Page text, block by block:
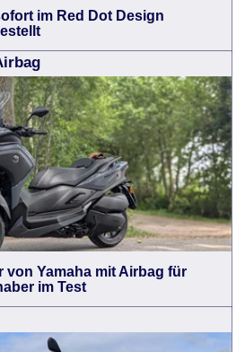
im Red Dot Design
von Yamaha mit Airbag für
im Test